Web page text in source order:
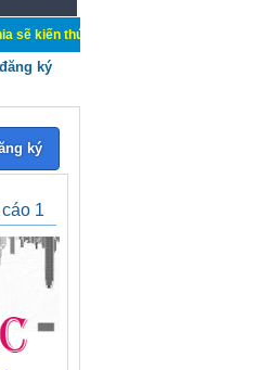
kinh nghiệm trong lãnh vực cơ điện,
đăng ký
ký
1